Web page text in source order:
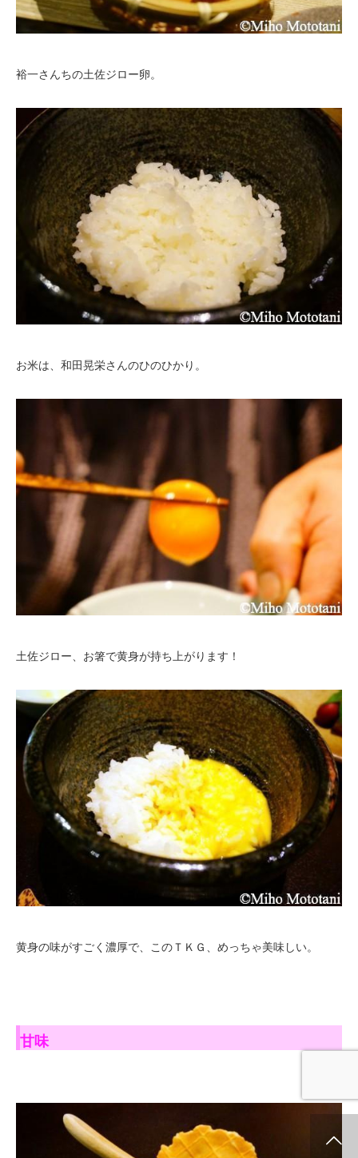
裕一さんちの土佐ジロー卵。
お米は、和田晃栄さんのひのひかり。
土佐ジロー、お箸で黄身が持ち上がります！
黄身の味がすごく濃厚で、このＴＫＧ、めっちゃ美味しい。
甘味
新着情報 シェア お問合せ